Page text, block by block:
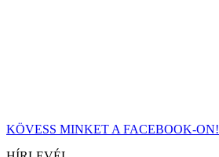
KÖVESS MINKET A FACEBOOK-ON!